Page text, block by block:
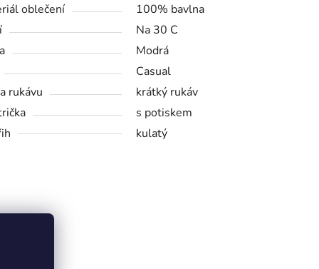
oblečení
100% bavlna
Na 30 C
Modrá
Casual
rukávu
krátký rukáv
s potiskem
kulatý